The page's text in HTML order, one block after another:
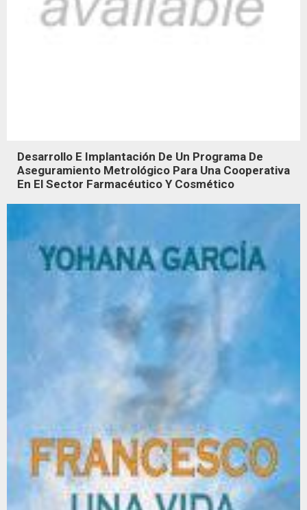
Desarrollo E Implantación De Un Programa De
Aseguramiento Metrológico Para Una Cooperativa
En El Sector Farmacéutico Y Cosmético